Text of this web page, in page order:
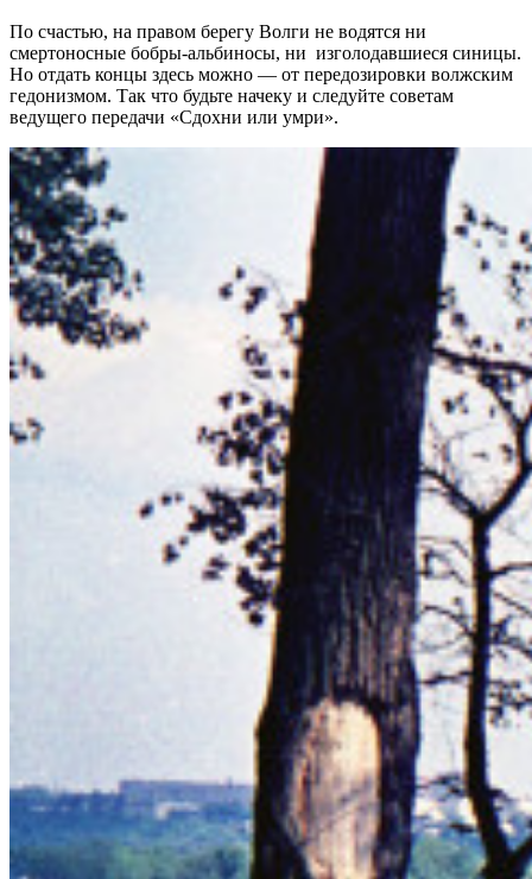
По счастью, на правом берегу Волги не водятся ни
смертоносные бобры-альбиносы, ни изголодавшиеся синицы.
Но отдать концы здесь можно — от передозировки волжским
гедонизмом. Так что будьте начеку и следуйте советам
ведущего передачи «Сдохни или умри».